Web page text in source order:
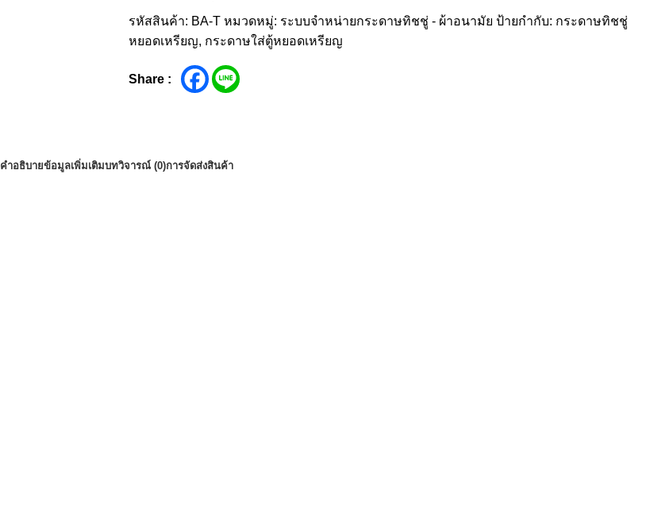
รหัสสินค้า: BA-T หมวดหมู่: ระบบจำหน่ายกระดาษทิชชู่ - ผ้าอนามัย ป้ายกำกับ: กระดาษทิชชู่
หยอดเหรียญ, กระดาษใส่ตู้หยอดเหรียญ
Share :
คำอธิบายข้อมูลเพิ่มเติมบทวิจารณ์ (0)การจัดส่งสินค้า